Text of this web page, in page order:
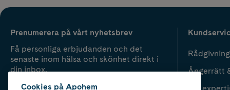
Prenumerera på vårt nyhetsbrev
Få personliga erbjudanden och det
senaste inom hälsa och skönhet direkt i
din inbox.
Ångerrätt
Cookies på Apohem